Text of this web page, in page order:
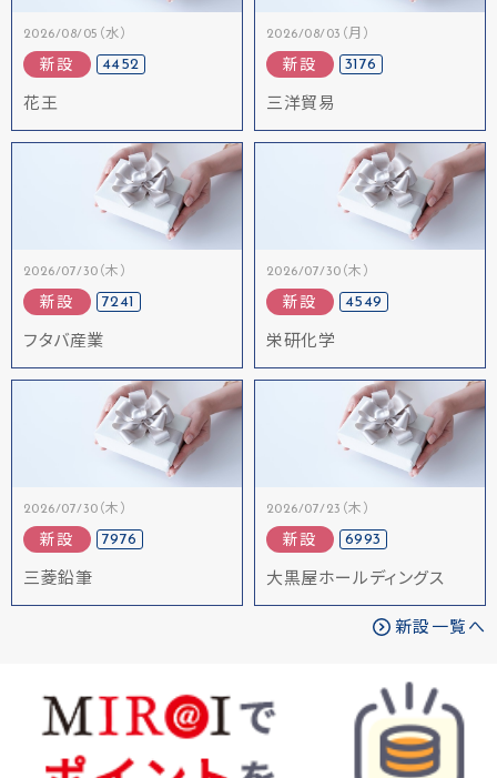
2026/08/05（水）
新設 4452
花王
2026/08/03（月）
新設 3176
三洋貿易
2026/07/30（木）
新設 7241
フタバ産業
2026/07/30（木）
新設 4549
栄研化学
2026/07/30（木）
新設 7976
三菱鉛筆
2026/07/23（木）
新設 6993
大黒屋ホールディングス
新設一覧へ